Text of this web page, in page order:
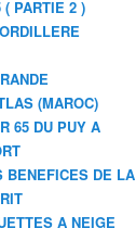
PARTIE 2 )
(MAROC)
65 DU PUY A
BENEFICES DE LA
A NEIGE